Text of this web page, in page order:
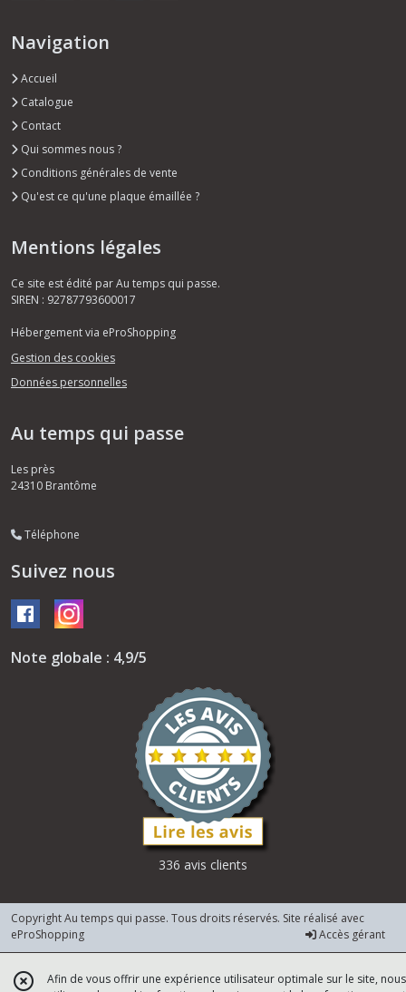
Navigation
Accueil
Catalogue
Contact
Qui sommes nous ?
Conditions générales de vente
Qu'est ce qu'une plaque émaillée ?
Mentions légales
Ce site est édité par Au temps qui passe.
SIREN : 92787793600017
Hébergement via eProShopping
Gestion des cookies
Données personnelles
Au temps qui passe
Les près
24310 Brantôme
Téléphone
Suivez nous
Note globale : 4,9/5
336 avis clients
Copyright Au temps qui passe. Tous droits réservés. Site réalisé avec
eProShopping
Accès gérant
Afin de vous offrir une expérience utilisateur optimale sur le site, nous